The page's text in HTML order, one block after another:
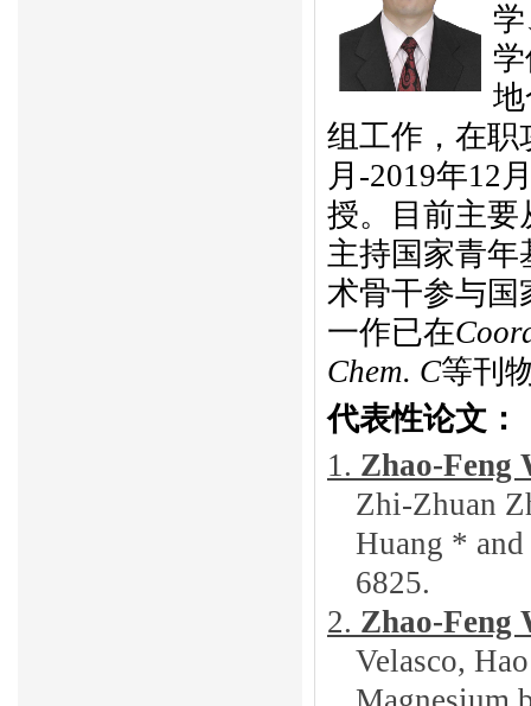
组工作，在职
月 -2019年12
授。目前主要
主持国家青年
术骨干参与国
一作已在
Chem. C等刊
代表性论文：
1. Zhao-Feng
Zhi-Zhuan
Huang *
6825.
2. Zhao-Feng
Velasco,